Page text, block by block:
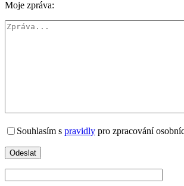
Moje zpráva:
Souhlasím s pravidly pro zpracování